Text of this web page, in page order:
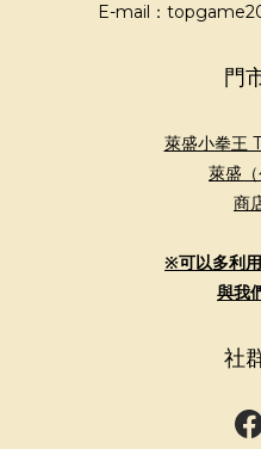
E-mail：
門
萊盛小拳王
萊盛（
商
※可以多利
與我
社